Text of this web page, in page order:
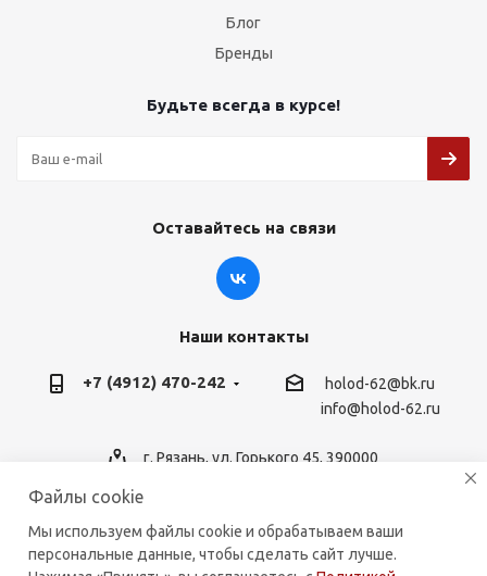
Блог
Бренды
Будьте всегда в курсе!
Оставайтесь на связи
Наши контакты
+7 (4912) 470-242
holod-62@bk.ru
info@holod-62.ru
г. Рязань, ул. Горького 45, 390000
2026 © holod-62.ru. Комплектующие для бытовой и
Файлы cookie
Мы используем файлы cookie и обрабатываем ваши
персональные данные, чтобы сделать сайт лучше.